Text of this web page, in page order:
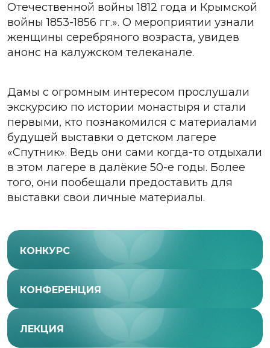
Отечественной войны 1812 года и Крымской
войны 1853-1856 гг.». О мероприятии узнали
женщины серебряного возраста, увидев
анонс на калужском телеканале.
Дамы с огромным интересом прослушали
экскурсию по истории монастыря и стали
первыми, кто познакомился с материалами
будущей выставки о детском лагере
«Спутник». Ведь они сами когда-то отдыхали
в этом лагере в далёкие 50-е годы. Более
того, они пообещали предоставить для
выставки свои личные материалы.
КОНКУРС
КОНФЕРЕНЦИЯ
ЛЕКЦИЯ